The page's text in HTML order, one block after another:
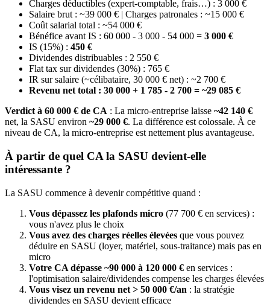
Charges déductibles (expert-comptable, frais…) : 3 000 €
Salaire brut : ~39 000 € | Charges patronales : ~15 000 €
Coût salarial total : ~54 000 €
Bénéfice avant IS : 60 000 - 3 000 - 54 000 = 3 000 €
IS (15%) : 450 €
Dividendes distribuables : 2 550 €
Flat tax sur dividendes (30%) : 765 €
IR sur salaire (~célibataire, 30 000 € net) : ~2 700 €
Revenu net total : 30 000 + 1 785 - 2 700 = ~29 085 €
Verdict à 60 000 € de CA : La micro-entreprise laisse ~42 140 €
net, la SASU environ ~29 000 €. La différence est colossale. À ce
niveau de CA, la micro-entreprise est nettement plus avantageuse.
À partir de quel CA la SASU devient-elle
intéressante ?
La SASU commence à devenir compétitive quand :
Vous dépassez les plafonds micro (77 700 € en services) :
vous n'avez plus le choix
Vous avez des charges réelles élevées que vous pouvez
déduire en SASU (loyer, matériel, sous-traitance) mais pas en
micro
Votre CA dépasse ~90 000 à 120 000 € en services :
l'optimisation salaire/dividendes compense les charges élevées
Vous visez un revenu net > 50 000 €/an : la stratégie
dividendes en SASU devient efficace